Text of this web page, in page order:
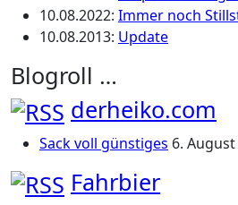
10.08.2022: Immer noch
10.08.2013: Update
Blogroll …
derheiko.com
Sack voll günstiges 6.
Fahrbier